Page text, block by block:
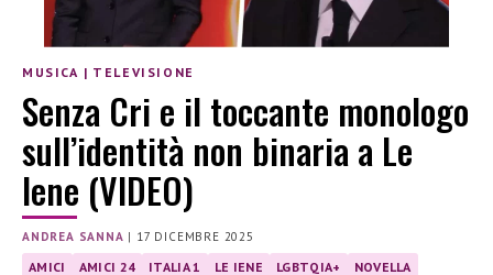
MUSICA | TELEVISIONE
Senza Cri e il toccante monologo
sull’identità non binaria a Le
Iene (VIDEO)
ANDREA SANNA | 17 DICEMBRE 2025
AMICI AMICI 24 ITALIA 1 LE IENE LGBTQIA+
NOVELLA